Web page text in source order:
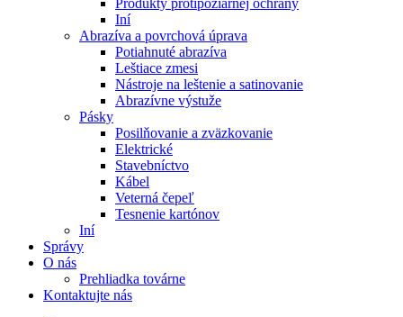
Produkty protipožiarnej ochrany
Iní
Abrazíva a povrchová úprava
Potiahnuté abrazíva
Leštiace zmesi
Nástroje na leštenie a satinovanie
Abrazívne výstuže
Pásky
Posilňovanie a zväzkovanie
Elektrické
Stavebníctvo
Kábel
Veterná čepeľ
Tesnenie kartónov
Iní
Správy
O nás
Prehliadka továrne
Kontaktujte nás